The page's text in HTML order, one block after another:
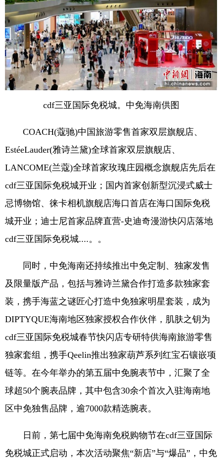
cdf三亚国际免税城。中免海南供图
COACH(蔻驰)中国旅游零售首家双层旗舰店、
EstéeLauder(雅诗兰黛)全球首家双层旗舰店、
LANCOME(兰蔻)全球首家玫瑰庄园概念旗舰店先后在
cdf三亚国际免税城开业；国内首家创新型沉浸式威士
忌博物馆、徕卡相机旗舰店海口首店在海口国际免税
城开业；迪士尼首家品牌直营-史迪奇漫游快闪店落地
cdf三亚国际免税城....。。
同时，中免海南还持续推出中免定制、独家发售
及限量版产品，包括与雅诗兰黛合作打造多款独家套
装，携手海蓝之谜匠心打造中免独家明星套装，成为
DIPTYQUE海南地区独家授权合作伙伴，肌肤之钥为
cdf三亚国际免税城春节快闪店专研特供海南旅游零售
独家套组，携手Qeelin推出独家葫芦系列红宝石镶嵌项
链等。在今年举办的第五届中免腕表节中，汇聚了全
球超50个腕表品牌，其中包含30余个首次入驻海南地
区中免独售品牌，逾7000款精选腕表。
日前，第七届中免海南免税购物节在cdf三亚国际
免税城正式启动，本次活动聚焦“新店”与“爆品”，中免